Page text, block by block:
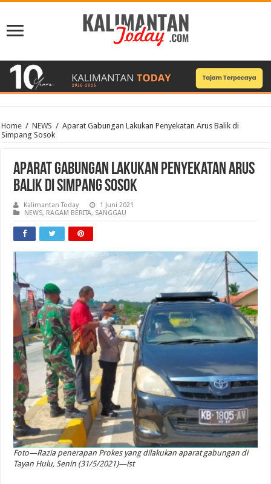
Home / NEWS / Aparat Gabungan Lakukan Penyekatan Arus Balik di
Simpang Sosok
Aparat Gabungan Lakukan Penyekatan Arus
Balik di Simpang Sosok
Kalimantan Today
1 Juni 2021
NEWS, RAGAM BERITA, SANGGAU
Foto—Razia penerapan Prokes yang dilakukan aparat gabungan di
Tayan Hulu, Senin (31/5/2021)—ist